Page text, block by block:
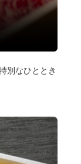
別なひととき